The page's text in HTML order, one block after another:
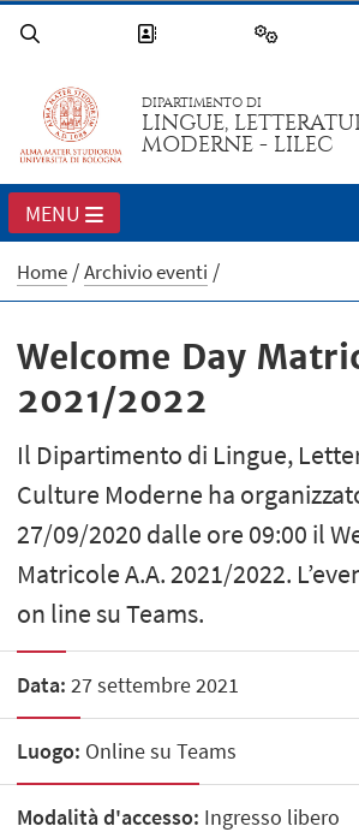
DIPARTIMENTO DI
LINGUE,
MODERNE - LILEC
MENU
Home Archivio eventi
Welcome Day
2021/2022
Il Dipartimento di Lingue,
Culture Moderne ha
27/09/2020 dalle ore 09:00 il
Matricole A.A. 2021/2022.
on line su Teams.
Data: 27 settembre 2021
Luogo: Online su Teams
Modalità d'accesso: Ingresso libero